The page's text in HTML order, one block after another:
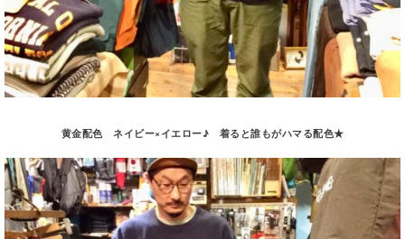
黄金配色 ネイビー×イエロー♪ 着ると誰もがハマる配色★